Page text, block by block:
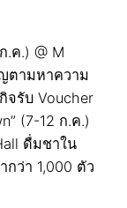
.ค.) @ M
ตามหาความ
จรับ Voucher
(7-12 ก.ค.)
ดื่มชาใน
ว่า 1,000 ตัว